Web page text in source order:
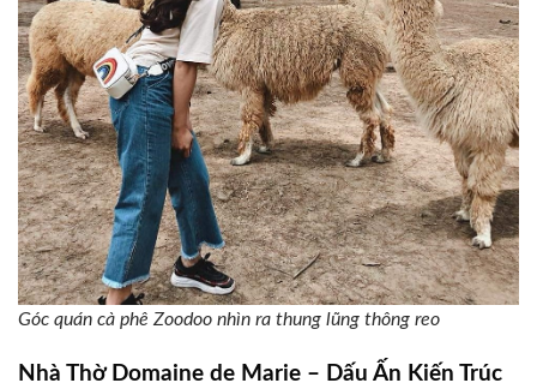
Góc quán cà phê Zoodoo nhìn ra thung lũng thông reo
Nhà Thờ Domaine de Marie – Dấu Ấn Kiến Trúc